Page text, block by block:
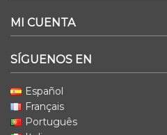
MI CUENTA
SÍGUENOS EN
Español
Français
Português